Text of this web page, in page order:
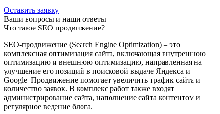
Оставить заявку
Ваши вопросы и наши ответы
Что такое SEO-продвижение?
SEO-продвижение (Search Engine Optimization) – это
комплексная оптимизация сайта, включающая внутреннюю
оптимизацию и внешнюю оптимизацию, направленная на
улучшение его позиций в поисковой выдаче Яндекса и
Google. Продвижение помогает увеличить трафик сайта и
количество заявок. В комплекс работ также входят
администрирование сайта, наполнение сайта контентом и
регулярное ведение блога.